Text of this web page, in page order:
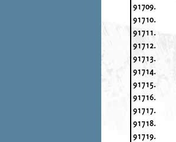
91709.
91710.
91711.
91712.
91713.
91714.
91715.
91716.
91717.
91718.
91719.